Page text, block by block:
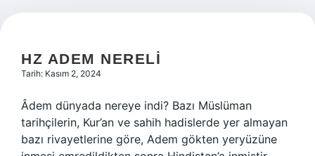
HZ ADEM NERELI
Tarih: Kasım 2, 2024
Âdem dünyada nereye indi? Bazı Müslüman
tarihçilerin, Kur’an ve sahih hadislerde yer almayan
bazı rivayetlerine göre, Adem gökten yeryüzüne